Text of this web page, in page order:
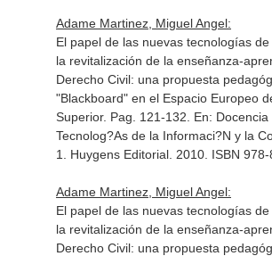
Adame Martinez, Miguel Angel:
El papel de las nuevas tecnologías
la revitalización de la enseñanza-
Derecho Civil: una propuesta
"Blackboard" en el Espacio Europeo
Superior. Pag. 121-132. En:
Tecnolog?As de la Informaci?N y la
1. Huygens Editorial. 2010. ISBN
Adame Martinez, Miguel Angel:
El papel de las nuevas tecnologías
la revitalización de la enseñanza-
Derecho Civil: una propuesta